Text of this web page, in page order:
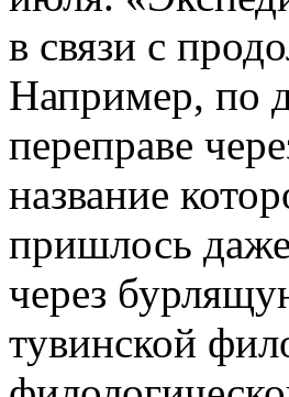
в связи с
Например, по
переправе
название
пришлось
через
тувинской